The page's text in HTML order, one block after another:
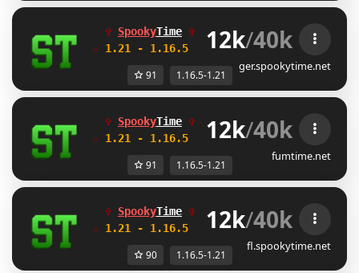
✞ SpookyTime ✞ Идеальные режимы
☆ 1.21 - 1.16.5 ☆ для тебя и друзей!
12k/40k
ger.spookytime.net
91 1.16.5-1.21
✞ SpookyTime ✞ Идеальные режимы
☆ 1.21 - 1.16.5 ☆ для тебя и друзей!
12k/40k
fumtime.net
91 1.16.5-1.21
✞ SpookyTime ✞ Идеальные режимы
☆ 1.21 - 1.16.5 ☆ для тебя и друзей!
12k/40k
fl.spookytime.net
90 1.16.5-1.21